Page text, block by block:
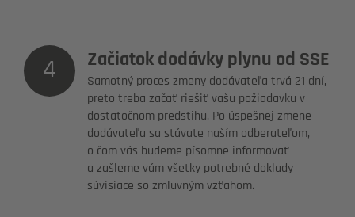
4 Začiatok dodávky plynu od SSE
Samotný proces zmeny dodávateľa trvá 21 dní,
preto treba začať riešiť vašu požiadavku v
dostatočnom predstihu. Po úspešnej zmene
dodávateľa sa stávate naším odberateľom,
o čom vás budeme písomne informovať
a zašleme vám všetky potrebné doklady
súvisiace so zmluvným vzťahom.